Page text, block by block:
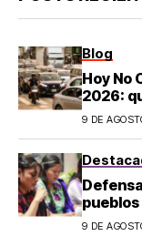
Blog
Hoy No
2026:
salir en
9 DE
9 DE